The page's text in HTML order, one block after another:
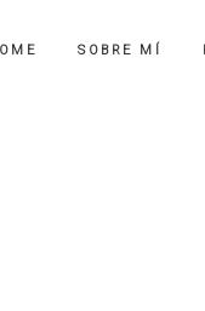
SOBRE MÍ